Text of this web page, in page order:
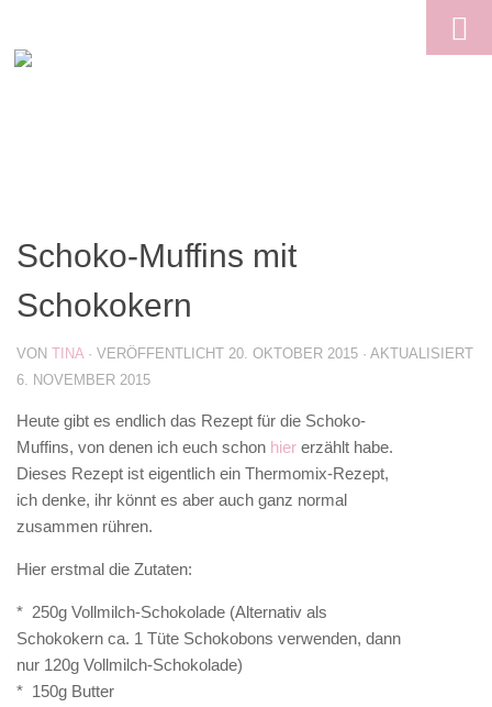
Schoko-Muffins mit
Schokokern
VON TINA · VERÖFFENTLICHT 20. OKTOBER 2015 · AKTUALISIERT
6. NOVEMBER 2015
Heute gibt es endlich das Rezept für die Schoko-
Muffins, von denen ich euch schon hier erzählt habe.
Dieses Rezept ist eigentlich ein Thermomix-Rezept,
ich denke, ihr könnt es aber auch ganz normal
zusammen rühren.
Hier erstmal die Zutaten:
* 250g Vollmilch-Schokolade (Alternativ als
Schokokern ca. 1 Tüte Schokobons verwenden, dann
nur 120g Vollmilch-Schokolade)
* 150g Butter